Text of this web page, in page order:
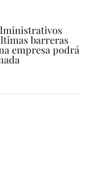
barreras
empresa podrá